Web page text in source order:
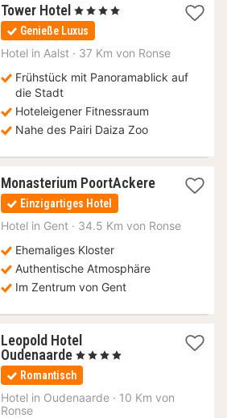
Tower Hotel 1
Nacht
ab
100
, 4 Sterne
Genieße Luxus
Hotel in Aalst · 37 Km von Ronse
Frühstück mit Panoramablick auf
die Stadt
Hoteleigener Fitnessraum
Nahe des Pairi Daiza Zoo
Monasterium PoortAckere
1
Nacht
ab
€
Einzigartiges Hotel
Hotel in Gent · 34.5 Km von Ronse
Ehemaliges Kloster
Authentische Atmosphäre
Im Zentrum von Gent
Leopold Hotel
Oudenaarde 1
Nacht
ab
114
, 4 Sterne
Romantisch
Hotel in Oudenaarde · 10 Km von
Ronse